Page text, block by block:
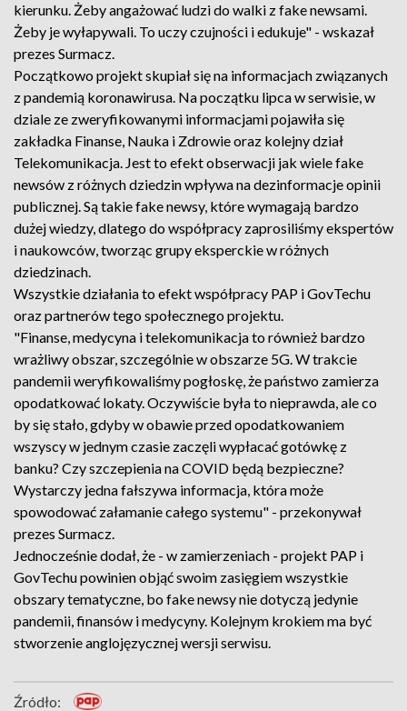
kierunku. Żeby angażować ludzi do walki z fake newsami.
Żeby je wyłapywali. To uczy czujności i edukuje" - wskazał
prezes Surmacz.
Początkowo projekt skupiał się na informacjach związanych
z pandemią koronawirusa. Na początku lipca w serwisie, w
dziale ze zweryfikowanymi informacjami pojawiła się
zakładka Finanse, Nauka i Zdrowie oraz kolejny dział
Telekomunikacja. Jest to efekt obserwacji jak wiele fake
newsów z różnych dziedzin wpływa na dezinformacje opinii
publicznej. Są takie fake newsy, które wymagają bardzo
dużej wiedzy, dlatego do współpracy zaprosiliśmy ekspertów
i naukowców, tworząc grupy eksperckie w różnych
dziedzinach.
Wszystkie działania to efekt współpracy PAP i GovTechu
oraz partnerów tego społecznego projektu.
"Finanse, medycyna i telekomunikacja to również bardzo
wrażliwy obszar, szczególnie w obszarze 5G. W trakcie
pandemii weryfikowaliśmy pogłoskę, że państwo zamierza
opodatkować lokaty. Oczywiście była to nieprawda, ale co
by się stało, gdyby w obawie przed opodatkowaniem
wszyscy w jednym czasie zaczęli wypłacać gotówkę z
banku? Czy szczepienia na COVID będą bezpieczne?
Wystarczy jedna fałszywa informacja, która może
spowodować załamanie całego systemu" - przekonywał
prezes Surmacz.
Jednocześnie dodał, że - w zamierzeniach - projekt PAP i
GovTechu powinien objąć swoim zasięgiem wszystkie
obszary tematyczne, bo fake newsy nie dotyczą jedynie
pandemii, finansów i medycyny. Kolejnym krokiem ma być
stworzenie anglojęzycznej wersji serwisu.
Źródło: